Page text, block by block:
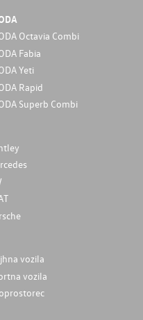
Octavia Combi
Fabia
Yeti
Rapid
Superb Combi
vozila
vozila